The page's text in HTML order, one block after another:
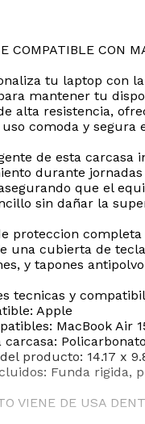
COMPATIBLE CON
tu laptop con
mantener tu
alta resistencia,
comoda y segura
de esta
durante
que el
sin dañar la
proteccion
una cubierta de
y tapones
tecnicas y
Apple
MacBook Air
producto: 14.17 x
Funda rigida,
VIENE DE USA